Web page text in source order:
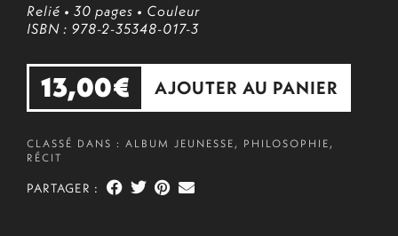
Relié • 30 pages • Couleur
ISBN : 978-2-35348-017-3
13,00€ AJOUTER AU PANIER
CLASSÉ DANS : ALBUM JEUNESSE , PHILOSOPHIE ,
RÉCIT
PARTAGER :